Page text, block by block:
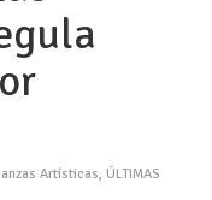
Artísticas, ÚLTIMAS